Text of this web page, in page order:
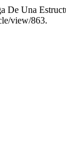
De Una
view/863.